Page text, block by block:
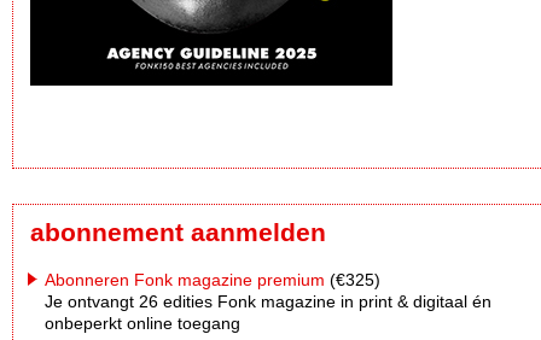
abonnement aanmelden
Abonneren Fonk magazine premium (€325)
Je ontvangt 26 edities Fonk magazine in print & digitaal én
onbeperkt online toegang